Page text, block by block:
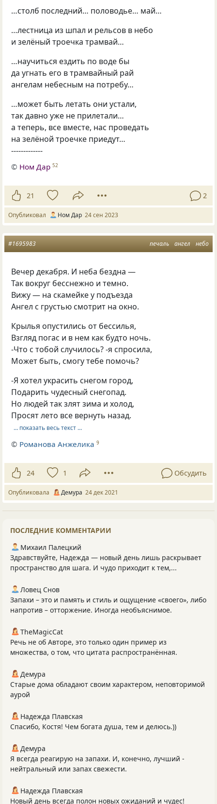
…столб последний… половодье… май…
…лестница из шпал и рельсов в небо
и зелёный троечка трамвай…
…научиться ездить по воде бы
да угнать его в трамвайный рай
ангелам небесным на потребу…
…может быть летать они устали,
так давно уже не прилетали…
а теперь, все вместе, нас проведать
на зелёной троечке приедут…
-------------
© Ном Дар 52
21 2
Опубликовал Ном Дар 24 сен 2023
печаль ангел небо
#1695983
Вечер декабря. И неба бездна —
Так вокруг бесснежно и темно.
Вижу — на скамейке у подъезда
Ангел с грустью смотрит на окно.
Крылья опустились от бессилья,
Взгляд погас и в нем как будто ночь.
-Что с тобой случилось? -я спросила,
Может быть, смогу тебе помочь?
-Я хотел украсить снегом город,
Подарить чудесный снегопад.
Но людей так злят зима и холод,
Просят лето все вернуть назад.
… показать весь текст …
© Романова Анжелика 9
24 1 Обсудить
Опубликовала Демура 24 дек 2021
ПОСЛЕДНИЕ КОММЕНТАРИИ
Михаил Палецкий
Здравствуйте, Надежда — новый день лишь раскрывает
пространство для шага. И чудо приходит к тем,...
Ловец Снов
Запахи – это и память и стиль и ощущение «своего», либо
напротив – отторжение. Иногда необъяснимое.
TheMagicCat
Речь не об Авторе, это только один пример из
множества, о том, что цитата распространённая.
Демура
Старые дома обладают своим характером, неповторимой
аурой
Надежда Плавская
Спасибо, Костя! Чем богата душа, тем и делюсь.))
Демура
Я всегда реагирую на запахи. И, конечно, лучший -
нейтральный или запах свежести.
Надежда Плавская
Новый день всегда полон новых ожиданий и чудес!